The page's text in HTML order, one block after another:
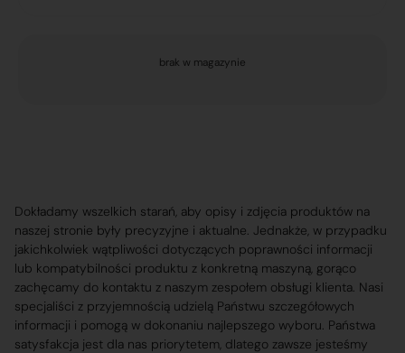
brak w magazynie
Dokładamy wszelkich starań, aby opisy i zdjęcia produktów na
naszej stronie były precyzyjne i aktualne. Jednakże, w przypadku
jakichkolwiek wątpliwości dotyczących poprawności informacji
lub kompatybilności produktu z konkretną maszyną, gorąco
zachęcamy do kontaktu z naszym zespołem obsługi klienta. Nasi
specjaliści z przyjemnością udzielą Państwu szczegółowych
informacji i pomogą w dokonaniu najlepszego wyboru. Państwa
satysfakcja jest dla nas priorytetem, dlatego zawsze jesteśmy